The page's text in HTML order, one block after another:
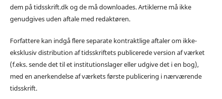
dem på tidsskrift.dk og de må downloades. Artiklerne må ikke
genudgives uden aftale med redaktøren.
Forfattere kan indgå flere separate kontraktlige aftaler om ikke-
eksklusiv distribution af tidsskriftets publicerede version af værket
(f.eks. sende det til et institutionslager eller udgive det i en bog),
med en anerkendelse af værkets første publicering i nærværende
tidsskrift.